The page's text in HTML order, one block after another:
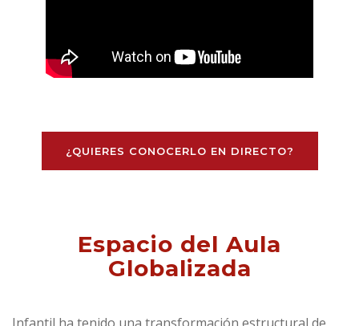
¿QUIERES CONOCERLO EN DIRECTO?
Espacio del Aula
Globalizada